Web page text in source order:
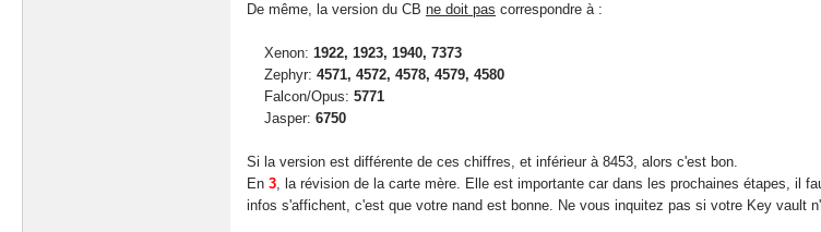
De même, la version du CB ne doit pas correspondre à :
Xenon: 1922, 1923, 1940, 7373
Zephyr: 4571, 4572, 4578, 4579, 4580
Falcon/Opus: 5771
Jasper: 6750
Si la version est différente de ces chiffres, et inférieur à 8453, alors c'est bon.
En 3, la révision de la carte mère. Elle est importante car dans les prochaines étapes, il
infos s'affichent, c'est que votre nand est bonne. Ne vous inquitez pas si votre Key vault